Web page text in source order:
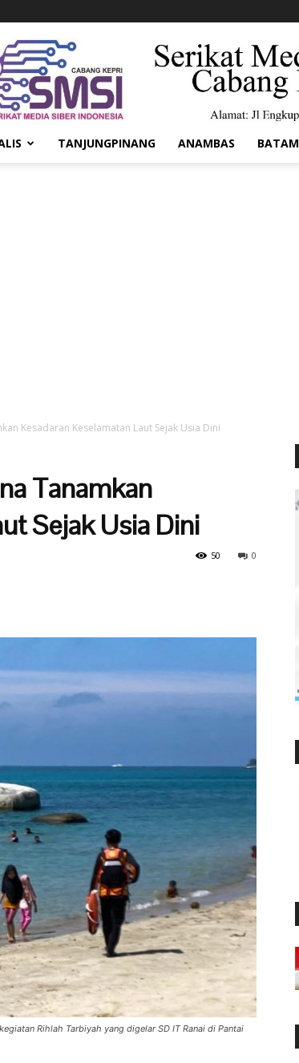
TANJUNGPINANG ANAMBAS BATAM
Kesadaran Keselamatan Laut Sejak Usia Dini
Tanamkan
Sejak Usia Dini
0
50
Rihlah Tarbiyah yang digelar SD IT Ranai di Pantai